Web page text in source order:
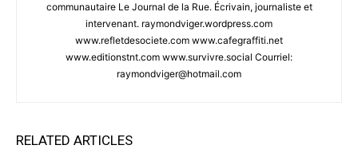
communautaire Le Journal de la Rue. Écrivain, journaliste et
intervenant. raymondviger.wordpress.com
www.refletdesociete.com www.cafegraffiti.net
www.editionstnt.com www.survivre.social Courriel:
raymondviger@hotmail.com
RELATED ARTICLES